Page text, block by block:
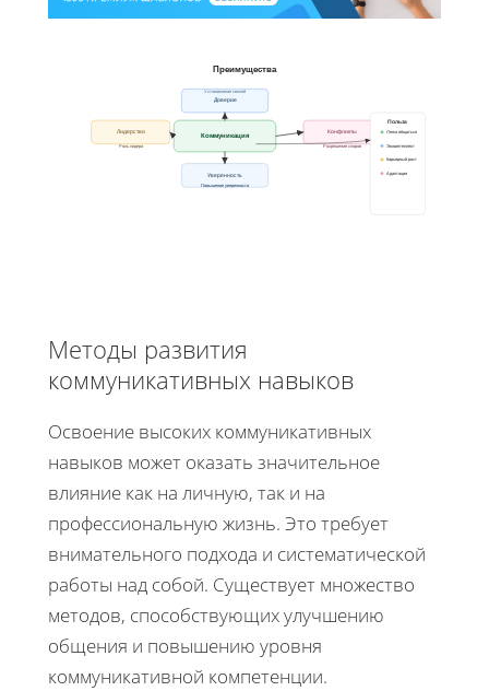
Преимущества
Доверие
Коммуникация
Лидерство Конфликты
Уверенность
Польза
Легко общаться
Эмоинтеллект
Карьерный рост
Адаптация
Установление связей
Роль лидера Разрешение споров
Повышение уверенности
Методы развития
коммуникативных навыков
Освоение высоких коммуникативных
навыков может оказать значительное
влияние как на личную, так и на
профессиональную жизнь. Это требует
внимательного подхода и систематической
работы над собой. Существует множество
методов, способствующих улучшению
общения и повышению уровня
коммуникативной компетенции.